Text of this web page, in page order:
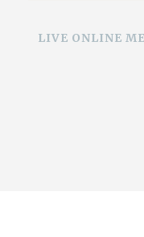
LIVE ONLINE